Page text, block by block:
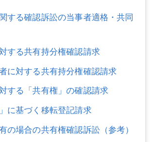
ラブル）
，残業等）
残業等）
する確認訴訟の当事者適格・共同
する共有持分権確認請求
に対する共有持分権確認請求
する「共有権」の確認請求
に基づく移転登記請求
場合の共有権確認訴訟（参考）